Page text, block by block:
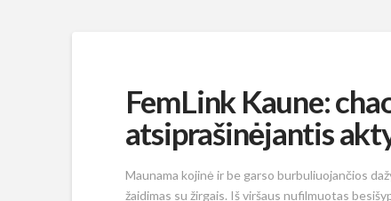
FemLink Kaune:
atsiprašinėjantis
Maunama kojinė ir be garso burbuliuojančios
žaidimas su žirgais. Iš viršaus nufilmuotas